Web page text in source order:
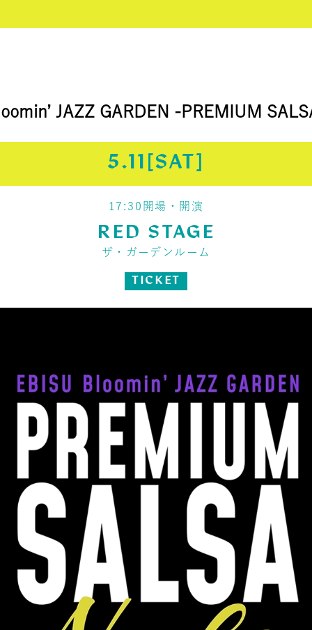
JAZZ GARDEN -PREMIUM
5.11[SAT]
17:30開場・開演
RED STAGE
ザ・ガーデンルーム
TICKET